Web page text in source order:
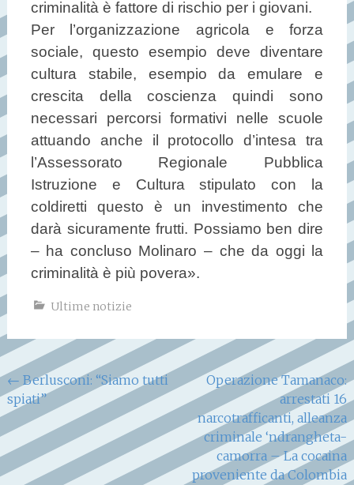
criminalità è fattore di rischio per i giovani.
Per l’organizzazione agricola e forza
sociale, questo esempio deve diventare
cultura stabile, esempio da emulare e
crescita della coscienza quindi sono
necessari percorsi formativi nelle scuole
attuando anche il protocollo d’intesa tra
l’Assessorato Regionale Pubblica
Istruzione e Cultura stipulato con la
coldiretti questo è un investimento che
darà sicuramente frutti. Possiamo ben dire
– ha concluso Molinaro – che da oggi la
criminalità è più povera».
Ultime notizie
Navigazione
articoli
← Berlusconi: “Siamo tutti
spiati”
Operazione Tamanaco:
arrestati 16
narcotrafficanti, alleanza
criminale ‘ndrangheta-
camorra – La cocaina
proveniente da Colombia